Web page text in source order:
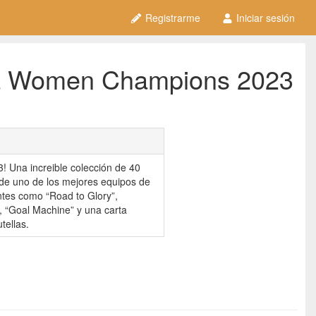
Registrarme Iniciar sesión
Champions 2023
Una increible colección de 40
uno de los mejores equipos de
como “Road to Glory”,
“Goal Machine” y una carta